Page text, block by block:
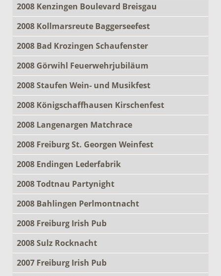
2008 Kenzingen Boulevard Breisgau
2008 Kollmarsreute Baggerseefest
2008 Bad Krozingen Schaufenster
2008 Görwihl Feuerwehrjubiläum
2008 Staufen Wein- und Musikfest
2008 Königschaffhausen Kirschenfest
2008 Langenargen Matchrace
2008 Freiburg St. Georgen Weinfest
2008 Endingen Lederfabrik
2008 Todtnau Partynight
2008 Bahlingen Perlmontnacht
2008 Freiburg Irish Pub
2008 Sulz Rocknacht
2007 Freiburg Irish Pub